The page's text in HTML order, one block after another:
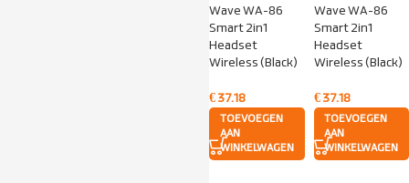
Wave WA-86
Smart 2in1
Headset
Wireless (Black)
€37.18
TOEVOEGEN
AAN
WINKELWAGEN
Wave WA-86
Smart 2in1
Headset
Wireless (Black)
€37.18
TOEVOEGEN
AAN
WINKELWAGEN